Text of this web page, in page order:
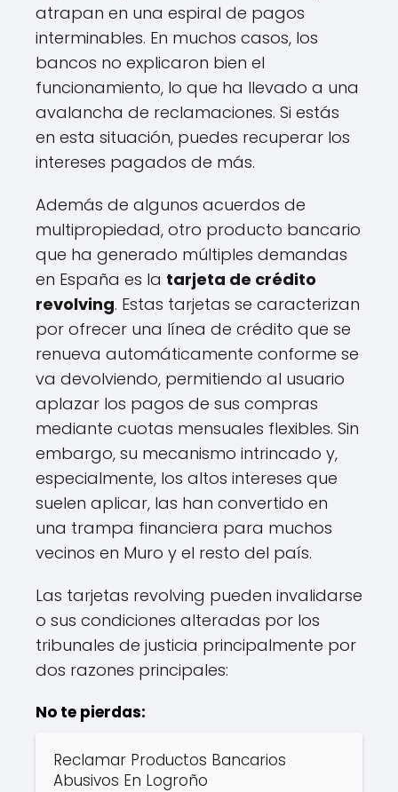
atrapan en una espiral de pagos
interminables. En muchos casos, los
bancos no explicaron bien el
funcionamiento, lo que ha llevado a una
avalancha de reclamaciones. Si estás
en esta situación, puedes recuperar los
intereses pagados de más.
Además de algunos acuerdos de
multipropiedad, otro producto bancario
que ha generado múltiples demandas
en España es la tarjeta de crédito
revolving. Estas tarjetas se caracterizan
por ofrecer una línea de crédito que se
renueva automáticamente conforme se
va devolviendo, permitiendo al usuario
aplazar los pagos de sus compras
mediante cuotas mensuales flexibles. Sin
embargo, su mecanismo intrincado y,
especialmente, los altos intereses que
suelen aplicar, las han convertido en
una trampa financiera para muchos
vecinos en Muro y el resto del país.
Las tarjetas revolving pueden invalidarse
o sus condiciones alteradas por los
tribunales de justicia principalmente por
dos razones principales:
No te pierdas:
Reclamar Productos Bancarios
Abusivos En Logroño